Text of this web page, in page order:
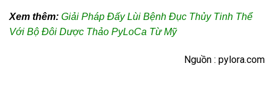
Xem thêm: Giải Pháp Đấy Lùi Bệnh Đục Thủy Tinh Thể
Với Bộ Đôi Dược Thảo PyLoCa Từ Mỹ
Nguồn : pylora.com